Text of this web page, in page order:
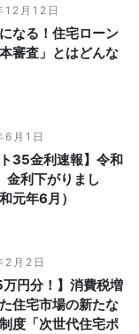
12月12日
なる！住宅ローン
審査」とはどんな
月1日
ト35金利速報】令和
利下がりまし
元年6月）
2月2日
万円分！】消費税増
住宅市場の新たな
度「次世代住宅ポ